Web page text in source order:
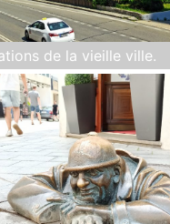
de la vieille ville.